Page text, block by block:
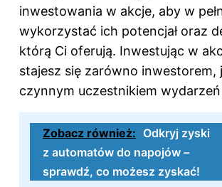
inwestowania w akcje, aby w
wykorzystać ich potencjał oraz
którą Ci oferują. Inwestując w
stajesz się zarówno inwestorem,
czynnym uczestnikiem
Zobacz również: Odkryj zyski
z automatów do napojów –
sprawdź, co możesz zyskać!